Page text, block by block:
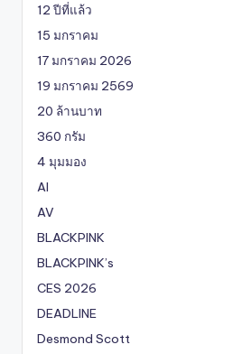
12 ปีที่แล้ว
15 มกราคม
17 มกราคม 2026
19 มกราคม 2569
20 ล้านบาท
360 กรัม
4 มุมมอง
AI
AV
BLACKPINK
BLACKPINK’s
CES 2026
DEADLINE
Desmond Scott